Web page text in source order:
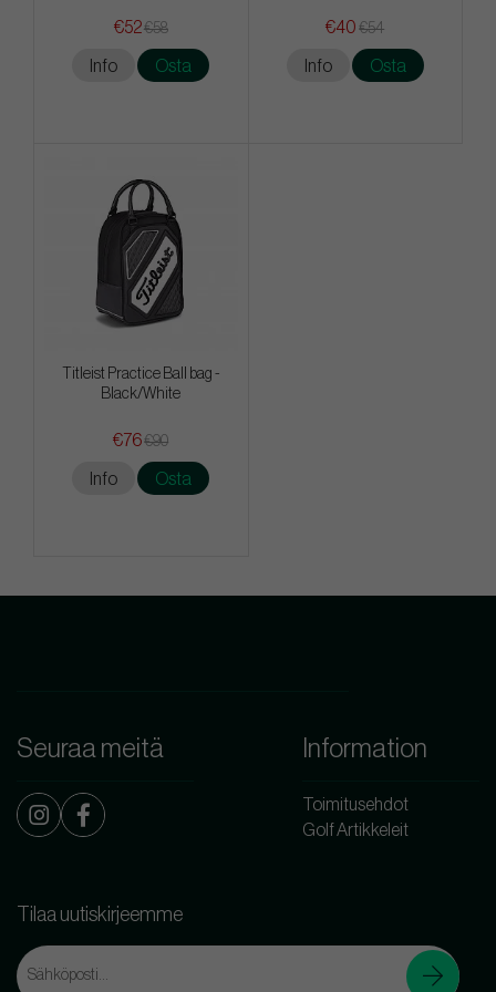
€52€58
Info Osta
€40 €54
Info Osta
Titleist Practice Ball bag -
Black/White
€76€90
Info Osta
Seuraa meitä Information
Toimitusehdot
Golf Artikkeleit
Tilaa uutiskirjeemme